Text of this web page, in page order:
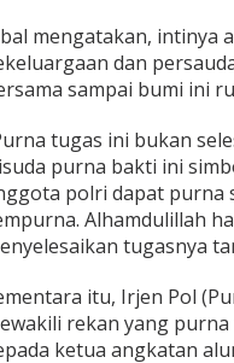
r
a
,
e
a
l
i
B
a
r
a
D
mengatakan, intinya
dan
sampai bumi ini
tugas ini bukan
purna bakti ini
polri dapat purna
Alhamdulillah
tugasnya
itu, Irjen Pol
rekan yang
ketua angkatan